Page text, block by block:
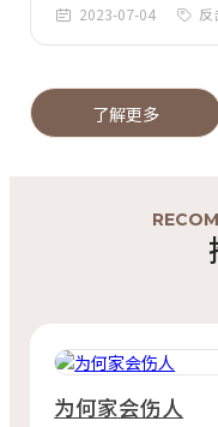
2023-07-04 反
了解更多
为何家会伤人